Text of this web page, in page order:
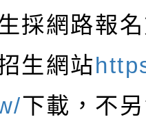
採網路報
生網站
下載，不